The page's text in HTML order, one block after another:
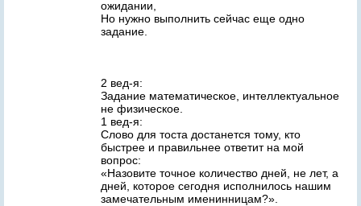
ожидании,
Но нужно выполнить сейчас еще одно
задание.
2 вед-я:
Задание математическое, интеллектуальное
не физическое.
1 вед-я:
Слово для тоста достанется тому, кто
быстрее и правильнее ответит на мой
вопрос:
«Назовите точное количество дней, не лет, а
дней, которое сегодня исполнилось нашим
замечательным именинницам?».